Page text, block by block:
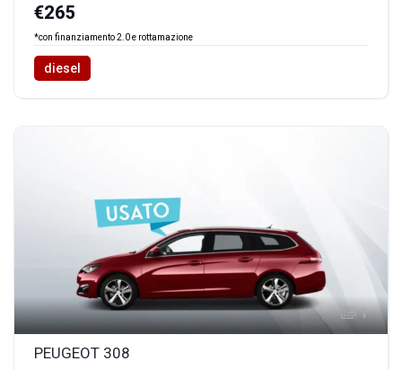
€265
*con finanziamento 2.0 e rottamazione
diesel
1
PEUGEOT 308